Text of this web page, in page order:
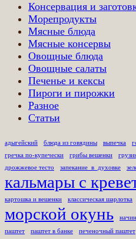
Консервация и
Морепродукты
Мясные блюда
Мясные консервы
Овощные блюда
Овощные салаты
Печенье и кексы
Пироги и пирожки
Разное
Статьи
адыгейский блюда из говядины выпечка
гречка по-купечески
грибы вешенки
дрожжевое тесто
запекание_в_духовке
кальмары с
картошка и вешенки классическая шарлотка
морской окунь
паштет паштет в банке печеночный паштет